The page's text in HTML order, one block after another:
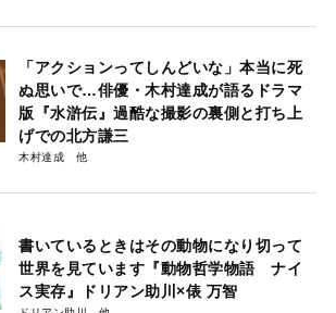
「アクションってしんどいな」本当に死
ぬ思いで…俳優・木村達成が語るドラマ
版『水滸伝』過酷な撮影の裏側と打ち上
げでの北方謙三
木村達成
書いているときはその動物になり切って
世界を見ています『動物哲学物語 ナイ
ス実存』ドリアン助川×俵 万智